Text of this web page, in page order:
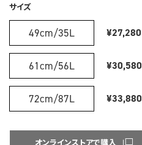
サイズ
49cm/35L ¥27,280
61cm/56L ¥30,580
72cm/87L ¥33,880
オンラインストアで購入